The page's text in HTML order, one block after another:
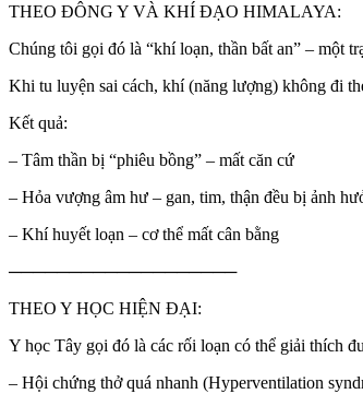
THEO ĐÔNG Y VÀ KHÍ ĐẠO HIMALAYA:
Chúng tôi gọi đó là “khí loạn, thần bất an” – một
Khi tu luyện sai cách, khí (năng lượng) không đi
Kết quả:
– Tâm thần bị “phiêu bồng” – mất căn cứ
– Hỏa vượng âm hư – gan, tim, thận đều bị ảnh
– Khí huyết loạn – cơ thể mất cân bằng
───────────────────
THEO Y HỌC HIỆN ĐẠI:
Y học Tây gọi đó là các rối loạn có thể giải thích
– Hội chứng thở quá nhanh (Hyperventilation